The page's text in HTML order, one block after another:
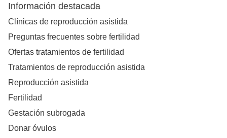
Información destacada
Clínicas de reproducción asistida
Preguntas frecuentes sobre fertilidad
Ofertas tratamientos de fertilidad
Tratamientos de reproducción asistida
Reproducción asistida
Fertilidad
Gestación subrogada
Donar óvulos